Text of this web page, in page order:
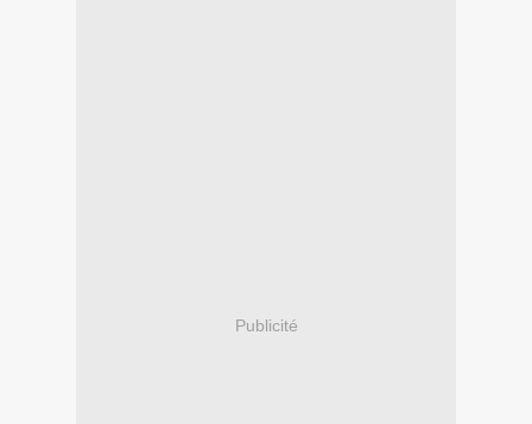
Publicité